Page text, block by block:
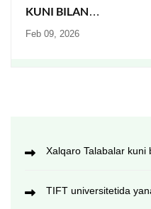
KUNI BILAN
TABRIKLAYDI!
Feb 09, 2026
Xalqaro Talabalar kuni
TIFT universitetida